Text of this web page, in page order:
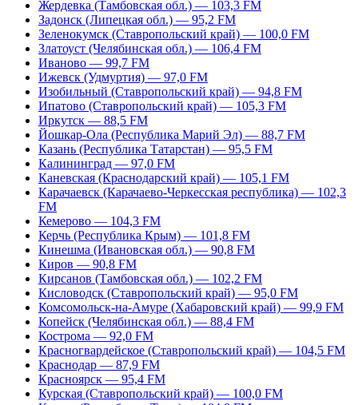
Жердевка (Тамбовская обл.) — 103,3 FM
Задонск (Липецкая обл.) — 95,2 FM
Зеленокумск (Ставропольский край) — 100,0 FM
Златоуст (Челябинская обл.) — 106,4 FM
Иваново — 99,7 FM
Ижевск (Удмуртия) — 97,0 FM
Изобильный (Ставропольский край) — 94,8 FM
Ипатово (Ставропольский край) — 105,3 FM
Иркутск — 88,5 FM
Йошкар-Ола (Республика Марий Эл) — 88,7 FM
Казань (Республика Татарстан) — 95,5 FM
Калининград — 97,0 FM
Каневская (Краснодарский край) — 105,1 FM
Карачаевск (Карачаево-Черкесская республика) — 102,3
FM
Кемерово — 104,3 FM
Керчь (Республика Крым) — 101,8 FM
Кинешма (Ивановская обл.) — 90,8 FM
Киров — 90,8 FM
Кирсанов (Тамбовская обл.) — 102,2 FM
Кисловодск (Ставропольский край) — 95,0 FM
Комсомольск-на-Амуре (Хабаровский край) — 99,9 FM
Копейск (Челябинская обл.) — 88,4 FM
Кострома — 92,0 FM
Красногвардейское (Ставропольский край) — 104,5 FM
Краснодар — 87,9 FM
Красноярск — 95,4 FM
Курская (Ставропольский край) — 100,0 FM